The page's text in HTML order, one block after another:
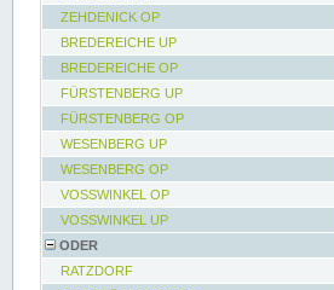
ZEHDENICK OP
BREDEREICHE UP
BREDEREICHE OP
FÜRSTENBERG UP
FÜRSTENBERG OP
WESENBERG UP
WESENBERG OP
VOSSWINKEL OP
VOSSWINKEL UP
ODER
RATZDORF